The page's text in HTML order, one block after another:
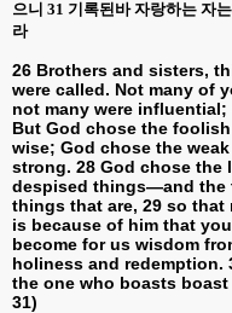
으니 31 기록된바 자랑하는 자
라
26 Brothers and sisters,
were called. Not many of
not many were
But God chose the
wise; God chose the
strong. 28 God chose
despised things—and
things that are, 29 so that
is because of him that
become for us wisdom
holiness and redemption.
the one who boasts
31)